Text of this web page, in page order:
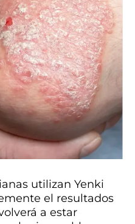
utilizan Yenki
el resultados
a estar